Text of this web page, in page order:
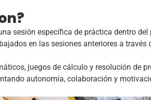
sesión específica de práctica dentro del
en las sesiones anteriores a
juegos de cálculo y resolución de
autonomía, colaboración y